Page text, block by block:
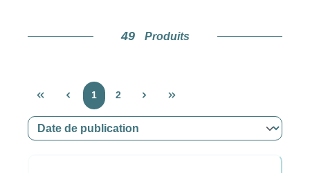
49 Produits
Page
1 Page
2